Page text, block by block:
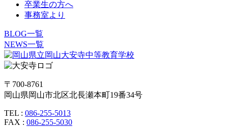
卒業生の方へ
事務室より
BLOG一覧
NEWS一覧
〒700-8761
岡山県岡山市北区北長瀬本町19番34号
TEL : 086-255-5013
FAX : 086-255-5030